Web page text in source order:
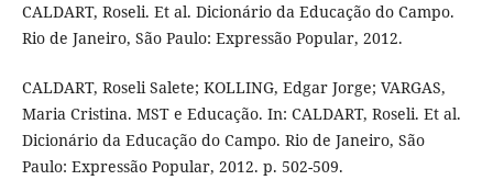
CALDART, Roseli. Et al. Dicionário da Educação do Campo.
Rio de Janeiro, São Paulo: Expressão Popular, 2012.
CALDART, Roseli Salete; KOLLING, Edgar Jorge; VARGAS,
Maria Cristina. MST e Educação. In: CALDART, Roseli. Et al.
Dicionário da Educação do Campo. Rio de Janeiro, São
Paulo: Expressão Popular, 2012. p. 502-509.